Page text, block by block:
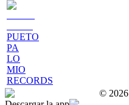
PUETO
PA
LO
MIO
RECORDS
© 2026